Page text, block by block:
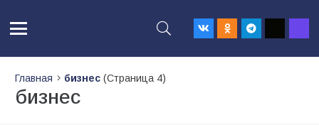
Главная бизнес (Страница 4)
бизнес